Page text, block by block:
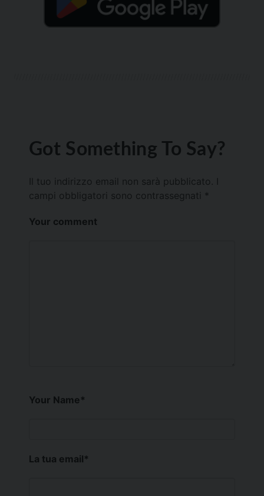
Got Something To Say?
Il tuo indirizzo email non sarà pubblicato.
campi obbligatori sono contrassegnati *
Your comment
Your Name*
La tua email*